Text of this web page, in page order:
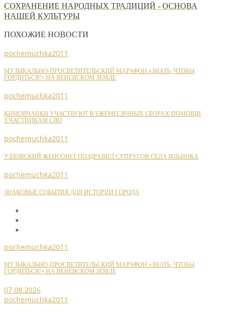
СОХРАНЕНИЕ НАРОДНЫХ ТРАДИЦИЙ - ОСНОВА
НАШЕЙ КУЛЬТУРЫ
ПОХОЖИЕ НОВОСТИ
pochemuchka2011
МУЗЫКАЛЬНО-ПРОСВЕТИТЕЛЬСКИЙ МАРАФОН «ЗНАТЬ, ЧТОБЫ
ГОРДИТЬСЯ!» НА ВЕНЕВСКОМ ЗЕМЛЕ
pochemuchka2011
КИМОВЧАНКИ УЧАСТВУЮТ В ЕЖЕМЕСЯЧНЫХ СБОРАХ ПОМОЩИ
УЧАСТНИКАМ СВО
pochemuchka2011
УЗЛОВСКИЙ ЖЕНСОВЕТ ПОЗДРАВИЛ СУПРУГОВ СЕЛА ИЛЬИНКА
pochemuchka2011
ЗНАКОВЫЕ СОБЫТИЯ ДЛЯ ИСТОРИИ ГОРОДА
pochemuchka2011
МУЗЫКАЛЬНО-ПРОСВЕТИТЕЛЬСКИЙ МАРАФОН «ЗНАТЬ, ЧТОБЫ
ГОРДИТЬСЯ!» НА ВЕНЕВСКОМ ЗЕМЛЕ
07.08.2026
pochemuchka2011